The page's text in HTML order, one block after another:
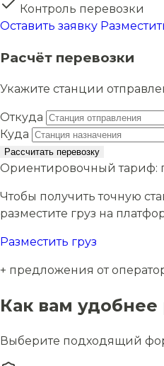
Контроль перевозки
Оставить заявку
Расчёт перевозки
Укажите станции
Откуда
Куда
Рассчитать перевозку
Ориентировочный тариф:
Чтобы получить точную
разместите груз на
Разместить груз
+ предложения от
Как вам удобнее
Выберите подходящий